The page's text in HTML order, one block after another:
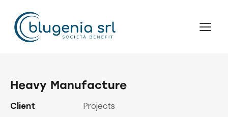
Heavy Manufacture
Client
Projects